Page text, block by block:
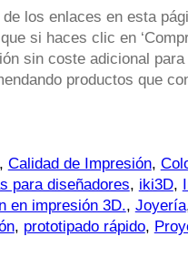
los enlaces en esta
si haces clic en
sin coste adicional
productos que
Calidad de Impresión,
para diseñadores, iki3D,
en impresión 3D., Joyería
, prototipado rápido,